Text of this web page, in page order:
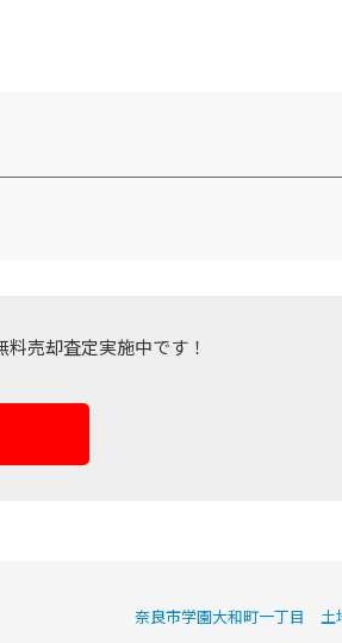
当社について 会社概要
料売却査定実施中です！
奈良市学園大和町一丁目 土